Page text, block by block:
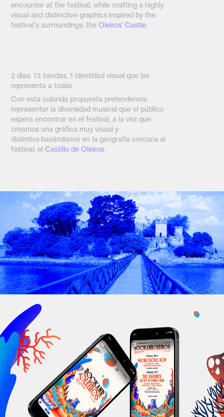
encounter at the festival, while crafting a highly
visual and distinctive graphics inspired by the
festival's surroundings: theOleiros' Castle.
2 días. 13 bandas. 1 identidad visual que las
representa a todas.
Con esta colorida propuesta pretendemos
representar la diversidad musical que el público
espera encontrar en el festival, a la vez que
creamos una gráfica muy visual y
distintiva basándonos en la geografía cercana al
festival; elCastillo de Oleiros.